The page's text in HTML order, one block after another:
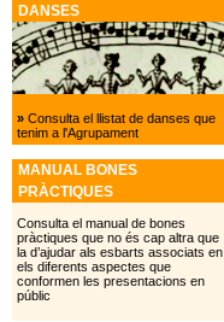
DANSES
»Consulta el llistat de danses que
tenim a l'Agrupament
MANUAL BONES
PRÀCTIQUES
Consulta el manual de bones
pràctiques que no és cap altra que
la d’ajudar als esbarts associats en
els diferents aspectes que
conformen les presentacions en
públic